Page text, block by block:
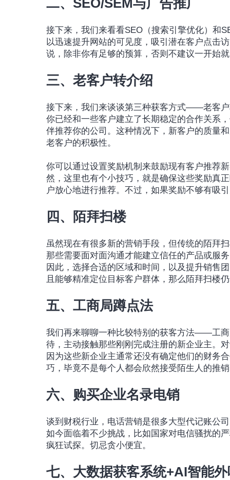
二、SEO/SEM与广告推广
接下来，我们来看看SEO（搜索引擎优化）和
以迅速提升网站的可见度，吸引潜在客户点击
说，除非你有足够的预算，否则不建议一开始
三、老客户转介绍
接下来，我们来谈谈第三种获客方式——老客
你已经和一些客户建立了长期稳定的合作关系
伴推荐你的公司。这种情况下，新客户的质量
老客户的积极性。
你可以通过设置奖励机制来鼓励现有客户推荐
然，这里也有个小技巧，就是确保这些奖励真
户放心地进行推荐。不过，如果奖励不够有吸
四、陌拜扫楼
虽然现在有很多新的营销手段，但传统的陌拜
那些需要面对面沟通才能建立信任的产品或服
因此，选择合适的区域和时间，以及提升销售
且能够精准定位目标客户群体，那么陌拜扫楼
五、工商局蹲点法
我们再来聊聊一种比较特别的获客方法——工
待，主动接触那些刚刚完成注册的新企业主。
因为这些新企业主通常还没有确定他们的财务
巧，毕竟不是每个人都会欣然接受陌生人的推
六、购买企业名录电销
谈到财税行业，电话营销是很多大型代记账公
如今面临着不少挑战，比如国家对电信骚扰的
疯狂试探。切忌贪小便宜。
七、大数据获客系统+AI智能